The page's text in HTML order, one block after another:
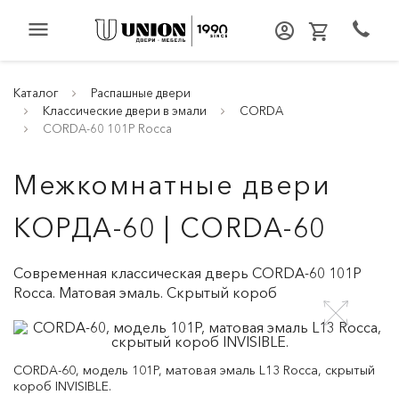
menu
Каталог
Распашные двери
Классические двери в эмали
CORDA
CORDA-60 101P Rocca
Межкомнатные двери
КОРДА-60 | CORDA-60
Современная классическая дверь CORDA-60 101P
Rocca. Матовая эмаль. Скрытый короб
CORDA-60, модель 101P, матовая эмаль L13 Rocca, скрытый
короб INVISIBLE.